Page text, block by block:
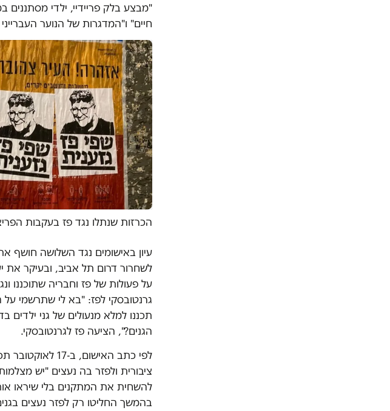
"מבצע בלק פריידיי, ילדי מסתננים
חיים" ו"המדגרות של הנוער
הכרזות שנתלו נגד פז בעקבות
עיון באישומים נגד השלושה חושף
לשחרור דרום תל אביב, ובעיקר את
גרנטובסקי לפז: "בא לי שתרשמי על
תכננו למלא מנעולים של גני
הגנים?", הציעה פז לגרנטובסקי.
לפי כתב האישום,
ציבורית ולפזר בה נעצים "יש
להשחית את המתקנים בלי שיראו
בהמשך החליטו רק לפזר נעצים